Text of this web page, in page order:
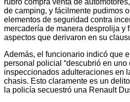
rubro compra venta de
de camping, y fácilmente pudimos
elementos de seguridad contra
mercadería de manera desprolija y
aspectos que derivaron en su
Además, el funcionario indicó que
personal policial “descubrió en
inspeccionados adulteraciones en
chasis. Esto claramente es un
la policía secuestró una Renault